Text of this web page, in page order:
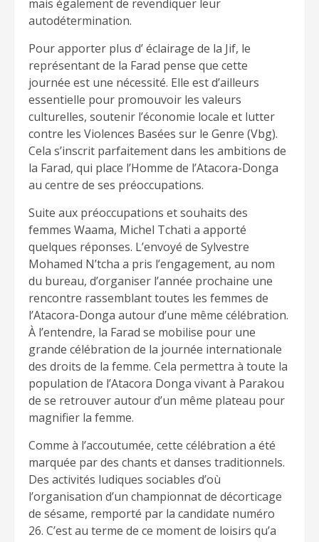
mais également de revendiquer leur
autodétermination.
Pour apporter plus d’ éclairage de la Jif, le
représentant de la Farad pense que cette
journée est une nécessité. Elle est d’ailleurs
essentielle pour promouvoir les valeurs
culturelles, soutenir l’économie locale et lutter
contre les Violences Basées sur le Genre (Vbg).
Cela s’inscrit parfaitement dans les ambitions de
la Farad, qui place l’Homme de l’Atacora-Donga
au centre de ses préoccupations.
Suite aux préoccupations et souhaits des
femmes Waama, Michel Tchati a apporté
quelques réponses. L’envoyé de Sylvestre
Mohamed N’tcha a pris l’engagement, au nom
du bureau, d’organiser l’année prochaine une
rencontre rassemblant toutes les femmes de
l’Atacora-Donga autour d’une même célébration.
À l’entendre, la Farad se mobilise pour une
grande célébration de la journée internationale
des droits de la femme. Cela permettra à toute la
population de l’Atacora Donga vivant à Parakou
de se retrouver autour d’un même plateau pour
magnifier la femme.
Comme à l’accoutumée, cette célébration a été
marquée par des chants et danses traditionnels.
Des activités ludiques sociables d’où
l’organisation d’un championnat de décorticage
de sésame, remporté par la candidate numéro
26. C’est au terme de ce moment de loisirs qu’a